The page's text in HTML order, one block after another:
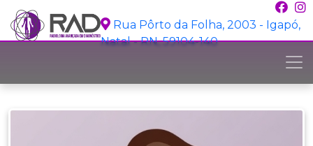
Rua Pôrto da Folha, 2003 - Igapó,
Natal - RN, 59104-140